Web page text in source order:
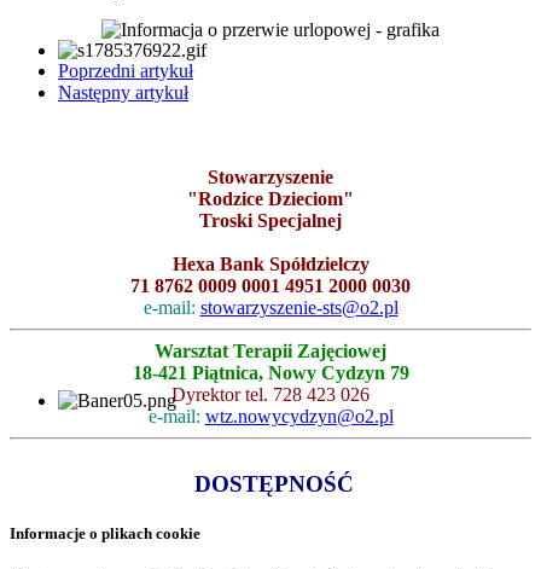
Poprzedni artykuł
Następny artykuł
Stowarzyszenie
"Rodzice Dzieciom"
Troski Specjalnej
Hexa Bank Spółdzielczy
71 8762 0009 0001 4951 2000 0030
e-mail: stowarzyszenie-sts@o2.pl
Warsztat Terapii Zajęciowej
18-421 Piątnica, Nowy Cydzyn 79
Dyrektor tel. 728 423 026
e-mail: wtz.nowycydzyn@o2.pl
DOSTĘPNOŚĆ
Informacje o plikach cookie